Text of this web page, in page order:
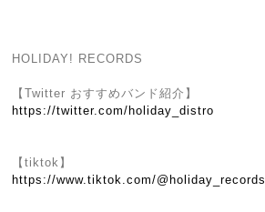
HOLIDAY! RECORDS
【Twitter おすすめバンド紹介】
https://twitter.com/holiday_distro
【tiktok】
https://www.tiktok.com/@holiday_records